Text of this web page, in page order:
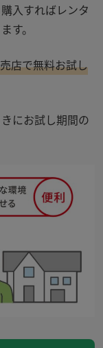
入すればレンタ
す。
店で無料お試し
にお試し期間の